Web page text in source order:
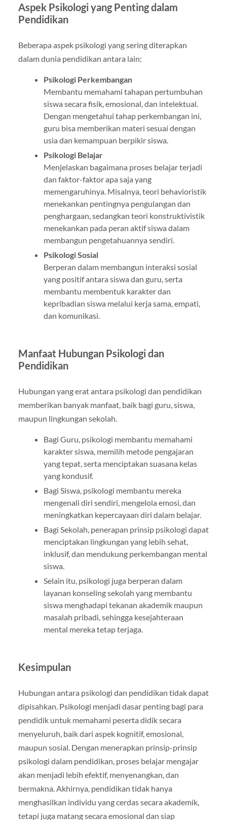
Aspek Psikologi yang Penting dalam
Pendidikan
Beberapa aspek psikologi yang sering diterapkan
dalam dunia pendidikan antara lain:
Psikologi Perkembangan
Membantu memahami tahapan pertumbuhan
siswa secara fisik, emosional, dan intelektual.
Dengan mengetahui tahap perkembangan ini,
guru bisa memberikan materi sesuai dengan
usia dan kemampuan berpikir siswa.
Psikologi Belajar
Menjelaskan bagaimana proses belajar terjadi
dan faktor-faktor apa saja yang
memengaruhinya. Misalnya, teori behavioristik
menekankan pentingnya pengulangan dan
penghargaan, sedangkan teori konstruktivistik
menekankan pada peran aktif siswa dalam
membangun pengetahuannya sendiri.
Psikologi Sosial
Berperan dalam membangun interaksi sosial
yang positif antara siswa dan guru, serta
membantu membentuk karakter dan
kepribadian siswa melalui kerja sama, empati,
dan komunikasi.
Manfaat Hubungan Psikologi dan
Pendidikan
Hubungan yang erat antara psikologi dan pendidikan
memberikan banyak manfaat, baik bagi guru, siswa,
maupun lingkungan sekolah.
Bagi Guru, psikologi membantu memahami
karakter siswa, memilih metode pengajaran
yang tepat, serta menciptakan suasana kelas
yang kondusif.
Bagi Siswa, psikologi membantu mereka
mengenali diri sendiri, mengelola emosi, dan
meningkatkan kepercayaan diri dalam belajar.
Bagi Sekolah, penerapan prinsip psikologi dapat
menciptakan lingkungan yang lebih sehat,
inklusif, dan mendukung perkembangan mental
siswa.
Selain itu, psikologi juga berperan dalam
layanan konseling sekolah yang membantu
siswa menghadapi tekanan akademik maupun
masalah pribadi, sehingga kesejahteraan
mental mereka tetap terjaga.
Kesimpulan
Hubungan antara psikologi dan pendidikan tidak dapat
dipisahkan. Psikologi menjadi dasar penting bagi para
pendidik untuk memahami peserta didik secara
menyeluruh, baik dari aspek kognitif, emosional,
maupun sosial. Dengan menerapkan prinsip-prinsip
psikologi dalam pendidikan, proses belajar mengajar
akan menjadi lebih efektif, menyenangkan, dan
bermakna. Akhirnya, pendidikan tidak hanya
menghasilkan individu yang cerdas secara akademik,
tetapi juga matang secara emosional dan siap